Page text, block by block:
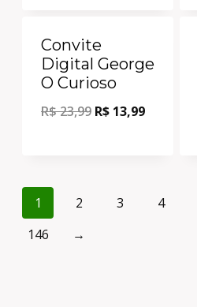
Convite
Digital George
O Curioso
R$23,99 R$ 13,99
1 2 3 4
146
→